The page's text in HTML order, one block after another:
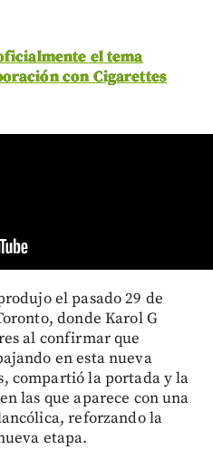
el tema
con Cigarettes
el pasado 29 de
donde Karol G
al confirmar que
en esta nueva
compartió la portada y la
las que aparece con una
reforzando la
etapa.